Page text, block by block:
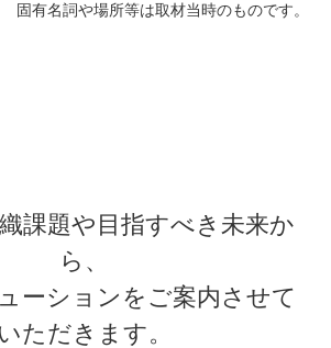
固有名詞や場所等は取材当時のものです。
課題や目指すべき未来か
ら、
ーションをご案内させて
いただきます。